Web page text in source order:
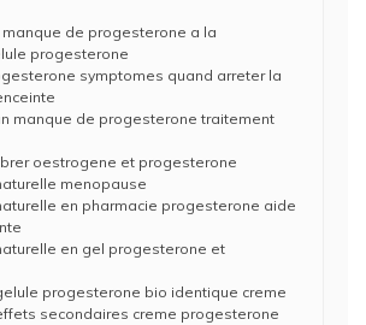
de progesterone a la
progesterone
symptomes quand arreter la
manque de progesterone traitement
oestrogene et progesterone
menopause
en pharmacie progesterone aide
en gel progesterone et
progesterone bio identique creme
secondaires creme progesterone